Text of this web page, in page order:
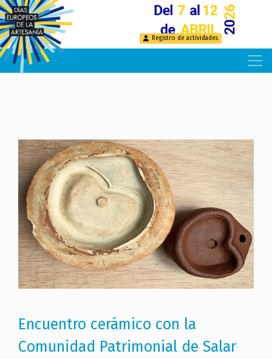
Pasar
contenido
Registro de actividades
Encuentro cerámico con la
Comunidad Patrimonial de Salar